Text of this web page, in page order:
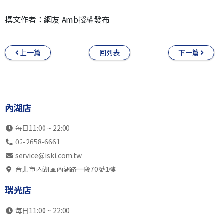
撰文作者：網友 Amb授權發布
上一篇 回列表 下一篇
內湖店
每日11:00 ~ 22:00
02-2658-6661
service@iski.com.tw
台北市內湖區內湖路一段70號1樓
瑞光店
每日11:00 ~ 22:00